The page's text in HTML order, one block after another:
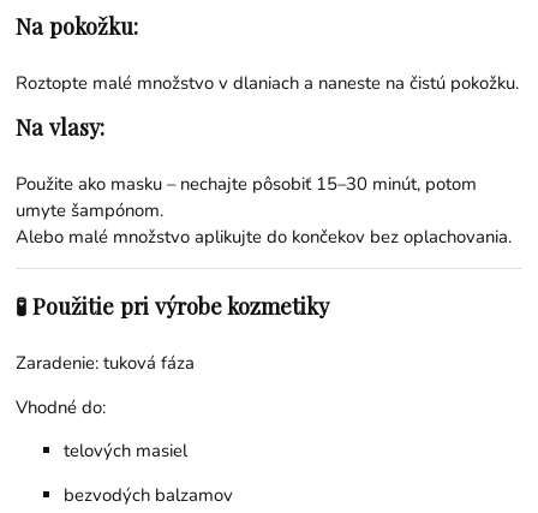
Na pokožku:
Roztopte malé množstvo v dlaniach a naneste na čistú pokožku.
Na vlasy:
Použite ako masku – nechajte pôsobiť 15–30 minút, potom
umyte šampónom.
Alebo malé množstvo aplikujte do končekov bez oplachovania.
🧪 Použitie pri výrobe kozmetiky
Zaradenie: tuková fáza
Vhodné do:
telových masiel
bezvodých balzamov